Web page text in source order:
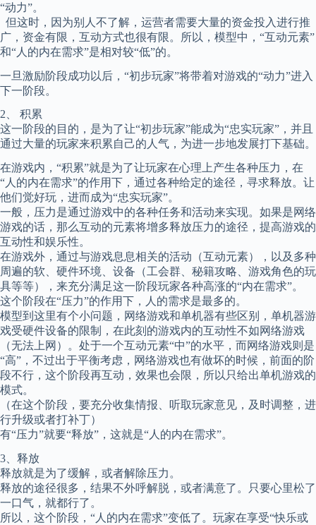
“动力”。
但这时，因为别人不了解，运营者需要大量的资金投入进行推
广，资金有限，互动方式也很有限。所以，模型中，“互动元素”
和“人的内在需求”是相对较“低”的。
一旦激励阶段成功以后，“初步玩家”将带着对游戏的“动力”进入
下一阶段。
2、 积累
这一阶段的目的，是为了让“初步玩家”能成为“忠实玩家”，并且
通过大量的玩家来积累自己的人气，为进一步地发展打下基础。
在游戏内，“积累”就是为了让玩家在心理上产生各种压力，在
“人的内在需求”的作用下，通过各种给定的途径，寻求释放。让
他们觉好玩，进而成为“忠实玩家”。
一般，压力是通过游戏中的各种任务和活动来实现。如果是网络
游戏的话，那么互动的元素将增多释放压力的途径，提高游戏的
互动性和娱乐性。
在游戏外，通过与游戏息息相关的活动（互动元素），以及多种
周遍的软、硬件环境、设备（工会群、秘籍攻略、游戏角色的玩
具等等），来充分满足这一阶段玩家各种高涨的“内在需求”。
这个阶段在“压力”的作用下，人的需求是最多的。
模型到这里有个小问题，网络游戏和单机器有些区别，单机器游
戏受硬件设备的限制，在此刻的游戏内的互动性不如网络游戏
（无法上网）。处于一个互动元素“中”的水平，而网络游戏则是
“高”，不过出于平衡考虑，网络游戏也有做坏的时候，前面的阶
段不行，这个阶段再互动，效果也会限，所以只给出单机游戏的
模式。
（在这个阶段，要充分收集情报、听取玩家意见，及时调整，进
行升级或者打补丁）
有“压力”就要“释放”，这就是“人的内在需求”。
3、释放
释放就是为了缓解，或者解除压力。
释放的途径很多，结果不外呼解脱，或者满意了。只要心里松了
一口气，就都行了。
所以，这个阶段，“人的内在需求”变低了。玩家在享受“快乐或